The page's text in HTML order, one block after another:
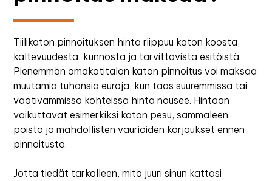
Tiilikaton pinnoituksen hinta riippuu katon koosta,
kaltevuudesta, kunnosta ja tarvittavista esitöistä.
Pienemmän omakotitalon katon pinnoitus voi maksaa
muutamia tuhansia euroja, kun taas suuremmissa tai
vaativammissa kohteissa hinta nousee. Hintaan
vaikuttavat esimerkiksi katon pesu, sammaleen
poisto ja mahdollisten vaurioiden korjaukset ennen
pinnoitusta.
Jotta tiedät tarkalleen, mitä juuri sinun kattosi